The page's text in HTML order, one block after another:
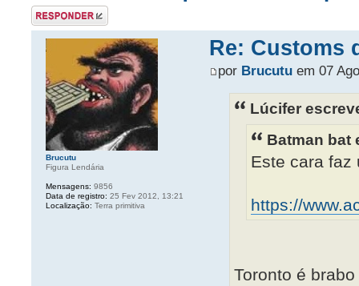
Postar uma
resposta
Re: Customs
por Brucutuem 07
Lúcifer
Batman bat
Este cara faz
https://
Toronto é
Brucutu
Figura Lendária
Mensagens: 9856
Data de registro: 25 Fev 2012, 13:21
Localização: Terra primitiva